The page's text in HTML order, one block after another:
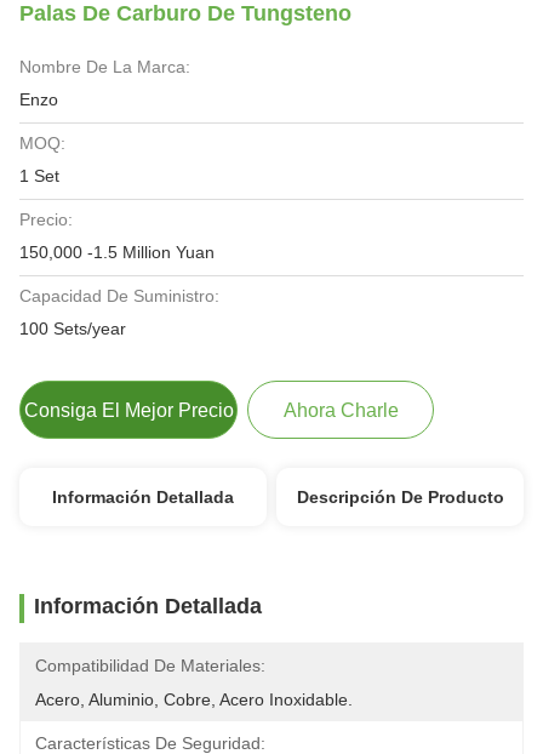
Palas De Carburo De Tungsteno
Nombre De La Marca:
Enzo
MOQ:
1 Set
Precio:
150,000 -1.5 Million Yuan
Capacidad De Suministro:
100 Sets/year
Consiga El Mejor Precio Ahora Charle
Información Detallada Descripción De Producto
Información Detallada
Compatibilidad De Materiales:
Acero, Aluminio, Cobre, Acero Inoxidable.
Características De Seguridad: